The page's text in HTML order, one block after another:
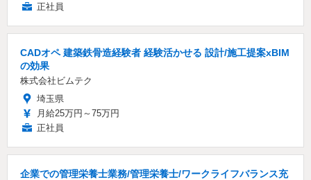
正社員
CADオペ 建築鉄骨造経験者 経験活かせる 設計/施工提案xBIM
の効果
株式会社ビムテク
埼玉県
月給25万円～75万円
正社員
企業での管理栄養士業務/管理栄養士/ワークライフバランス充